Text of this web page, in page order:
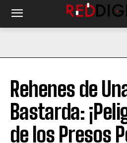
Rehenes de
Bastarda:
de los Presos